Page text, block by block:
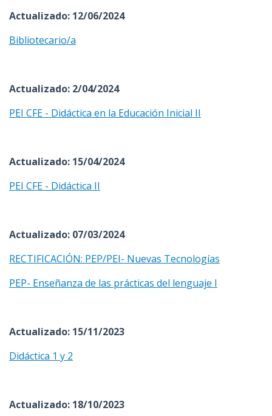
Actualizado: 12/06/2024
Bibliotecario/a
Actualizado: 2/04/2024
PEI CFE - Didáctica en la Educación Inicial II
Actualizado: 15/04/2024
PEI CFE - Didáctica II
Actualizado: 07/03/2024
RECTIFICACIÓN: PEP/PEI- Nuevas Tecnologías
PEP- Enseñanza de las prácticas del lenguaje I
Actualizado: 15/11/2023
Didáctica 1 y 2
Actualizado: 18/10/2023